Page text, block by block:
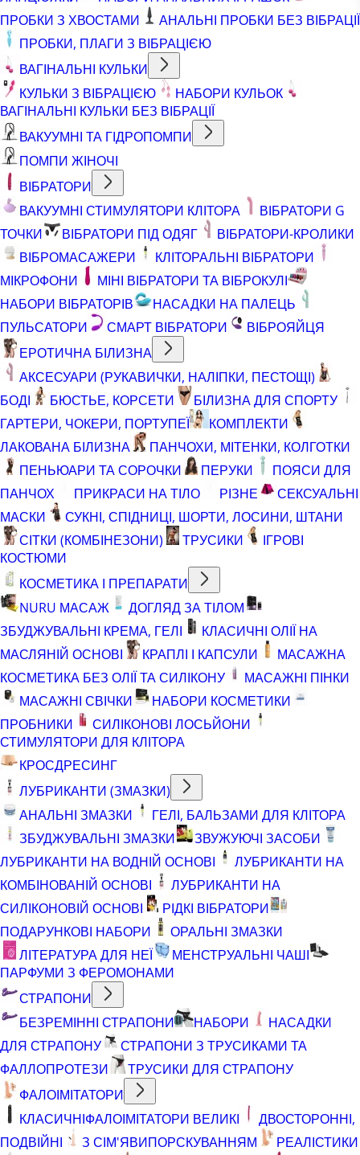
ПРОБКИ З ХВОСТАМИ
АНАЛЬНІ ПРОБКИ БЕЗ ВІБРАЦІЇ
ПРОБКИ, ПЛАГИ З ВІБРАЦІЄЮ
ВАГІНАЛЬНІ КУЛЬКИ
КУЛЬКИ З ВІБРАЦІЄЮ
НАБОРИ КУЛЬОК
ВАГІНАЛЬНІ КУЛЬКИ БЕЗ ВІБРАЦІЇ
ВАКУУМНІ ТА ГІДРОПОМПИ
ПОМПИ ЖІНОЧІ
ВІБРАТОРИ
ВАКУУМНІ СТИМУЛЯТОРИ КЛІТОРА
ВІБРАТОРИ G
ТОЧКИ
ВІБРАТОРИ ПІД ОДЯГ
ВІБРАТОРИ-КРОЛИКИ
ВІБРОМАСАЖЕРИ
КЛІТОРАЛЬНІ ВІБРАТОРИ
МІКРОФОНИ
МІНІ ВІБРАТОРИ ТА ВІБРОКУЛІ
НАБОРИ ВІБРАТОРІВ
НАСАДКИ НА ПАЛЕЦЬ
ПУЛЬСАТОРИ
СМАРТ ВІБРАТОРИ
ВІБРОЯЙЦЯ
ЕРОТИЧНА БІЛИЗНА
АКСЕСУАРИ (РУКАВИЧКИ, НАЛІПКИ, ПЕСТОЩІ)
БОДІ
БЮСТЬЕ, КОРСЕТИ
БІЛИЗНА ДЛЯ СПОРТУ
ГАРТЕРИ, ЧОКЕРИ, ПОРТУПЕЇ
КОМПЛЕКТИ
ЛАКОВАНА БІЛИЗНА
ПАНЧОХИ, МІТЕНКИ, КОЛГОТКИ
ПЕНЬЮАРИ ТА СОРОЧКИ
ПЕРУКИ
ПОЯСИ ДЛЯ
ПАНЧОХ
ПРИКРАСИ НА ТІЛО РІЗНЕ
СЕКСУАЛЬНІ
МАСКИ
СУКНІ, СПІДНИЦІ, ШОРТИ, ЛОСИНИ, ШТАНИ
СІТКИ (КОМБІНЕЗОНИ)
ТРУСИКИ
ІГРОВІ
КОСТЮМИ
КОСМЕТИКА І ПРЕПАРАТИ
NURU МАСАЖ
ДОГЛЯД ЗА ТІЛОМ
ЗБУДЖУВАЛЬНІ КРЕМА, ГЕЛІ
КЛАСИЧНІ ОЛІЇ НА
МАСЛЯНІЙ ОСНОВІ
КРАПЛІ І КАПСУЛИ
МАСАЖНА
КОСМЕТИКА БЕЗ ОЛІЇ ТА СИЛІКОНУ
МАСАЖНІ ПІНКИ
МАСАЖНІ СВІЧКИ
НАБОРИ КОСМЕТИКИ
ПРОБНИКИ
СИЛІКОНОВІ ЛОСЬЙОНИ
СТИМУЛЯТОРИ ДЛЯ КЛІТОРА
КРОСДРЕСИНГ
ЛУБРИКАНТИ (ЗМАЗКИ)
АНАЛЬНІ ЗМАЗКИ
ГЕЛІ, БАЛЬЗАМИ ДЛЯ КЛІТОРА
ЗБУДЖУВАЛЬНІ ЗМАЗКИ
ЗВУЖУЮЧІ ЗАСОБИ
ЛУБРИКАНТИ НА ВОДНІЙ ОСНОВІ
ЛУБРИКАНТИ НА
КОМБІНОВАНІЙ ОСНОВІ
ЛУБРИКАНТИ НА
СИЛІКОНОВІЙ ОСНОВІ
РІДКІ ВІБРАТОРИ
ПОДАРУНКОВІ НАБОРИ
ОРАЛЬНІ ЗМАЗКИ
ЛІТЕРАТУРА ДЛЯ НЕЇ
МЕНСТРУАЛЬНІ ЧАШІ
ПАРФУМИ З ФЕРОМОНАМИ
СТРАПОНИ
БЕЗРЕМІННІ СТРАПОНИ
НАБОРИ
НАСАДКИ
ДЛЯ СТРАПОНУ
СТРАПОНИ З ТРУСИКАМИ ТА
ФАЛЛОПРОТЕЗИ
ТРУСИКИ ДЛЯ СТРАПОНУ
ФАЛОІМІТАТОРИ
КЛАСИЧНІФАЛОІМІТАТОРИ ВЕЛИКІ
ДВОСТОРОННІ,
ПОДВІЙНІ
З СІМ'ЯВИПОРСКУВАННЯМ
РЕАЛІСТИКИ